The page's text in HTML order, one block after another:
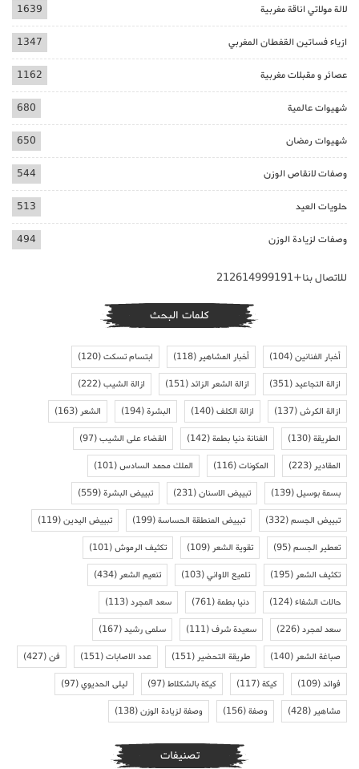
لالة مولاتي اناقة مغربية 1639
ازياء فساتين القفطان المغربي 1347
عصائر و مقبلات مغربية 1162
شهيوات عالمية 680
شهيوات رمضان 650
وصفات لانقاص الوزن 544
حلويات العيد 513
وصفات لزيادة الوزن 494
للاتصال بنا+212614999191
كلمات البحث
أخبار الفنانين(104) أخبار المشاهير(118) ابتسام تسكت(120)
ازالة التجاعيد(351) ازالة الشعر الزائد(151) ازالة الشيب(222)
ازالة الكرش(137) ازالة الكلف(140) البشرة(194) الشعر(163)
الطريقة(130) الفنانة دنيا بطمة(142) القضاء على الشيب(97)
المقادير(223) المكونات(116) الملك محمد السادس(101)
بسمة بوسيل(139) تبييض الاسنان(231) تبييض البشرة(559)
تبييض الجسم(332) تبييض المنطقة الحساسة(199) تبييض اليدين(119)
تعطير الجسم(95) تقوية الشعر(109) تكثيف الرموش(101)
تكثيف الشعر(195) تلميع الاواني(103) تنعيم الشعر(434)
حالات الشفاء(124) دنيا بطمة(761) سعد المجرد(113)
سعد لمجرد(226) سعيدة شرف(111) سلمى رشيد(167)
صباغة الشعر(140) طريقة التحضير(151) عدد الاصابات(151) فن(427)
فوائد(109) كيكة(117) كيكة بالشكلاط(97) ليلى الحديوي(97)
مشاهير(428) وصفة(156) وصفة لزيادة الوزن(138)
تصنيفات